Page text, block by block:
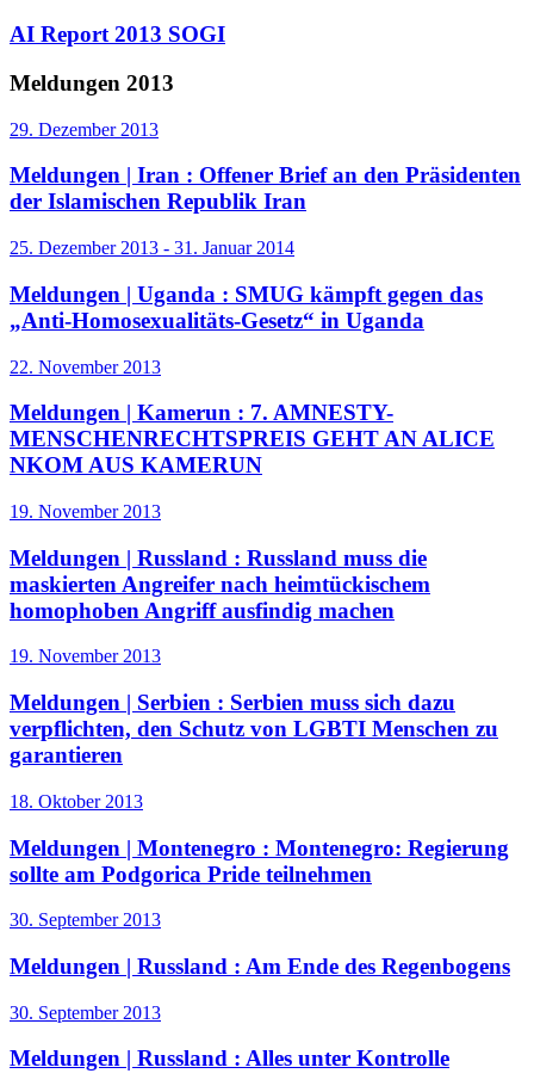
AI Report 2013 SOGI
Meldungen 2013
29. Dezember 2013
Meldungen | Iran : Offener Brief an den Präsidenten
der Islamischen Republik Iran
25. Dezember 2013 - 31. Januar 2014
Meldungen | Uganda : SMUG kämpft gegen das
„Anti-Homosexualitäts-Gesetz“ in Uganda
22. November 2013
Meldungen | Kamerun : 7. AMNESTY-
MENSCHENRECHTSPREIS GEHT AN ALICE
NKOM AUS KAMERUN
19. November 2013
Meldungen | Russland : Russland muss die
maskierten Angreifer nach heimtückischem
homophoben Angriff ausfindig machen
19. November 2013
Meldungen | Serbien : Serbien muss sich dazu
verpflichten, den Schutz von LGBTI Menschen zu
garantieren
18. Oktober 2013
Meldungen | Montenegro : Montenegro: Regierung
sollte am Podgorica Pride teilnehmen
30. September 2013
Meldungen | Russland : Am Ende des Regenbogens
30. September 2013
Meldungen | Russland : Alles unter Kontrolle